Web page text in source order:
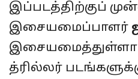
இப்படத்திற்குப்
இசையமைப்பாளர்
த்ரில்லர்